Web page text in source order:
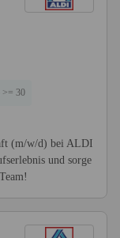
>= 30
(m/w/d) bei ALDI
und sorge